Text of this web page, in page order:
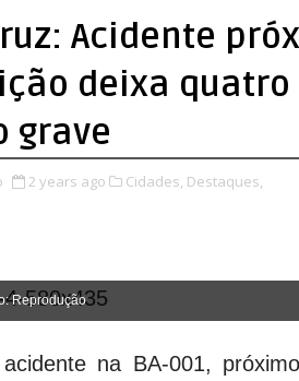
Acidente
deixa
grave
2 years ago Cidades, Destaques,
Reprodução
na BA-001,